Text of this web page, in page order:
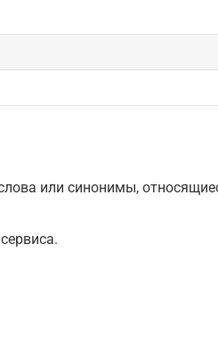
или синонимы,